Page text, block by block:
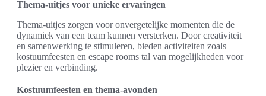
Thema-uitjes voor unieke ervaringen
Thema-uitjes zorgen voor onvergetelijke momenten die de
dynamiek van een team kunnen versterken. Door creativiteit
en samenwerking te stimuleren, bieden activiteiten zoals
kostuumfeesten en escape rooms tal van mogelijkheden voor
plezier en verbinding.
Kostuumfeesten en thema-avonden